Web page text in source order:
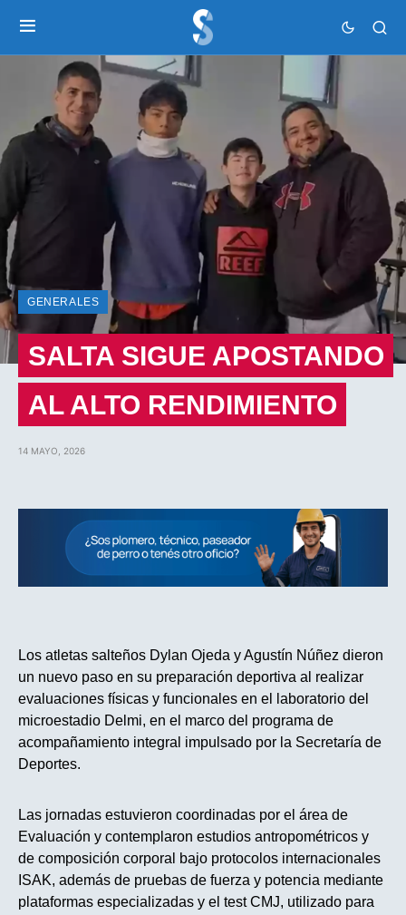
GENERALES
SALTA SIGUE APOSTANDO
AL ALTO RENDIMIENTO
14 MAYO, 2026
Los atletas salteños Dylan Ojeda y Agustín Núñez dieron
un nuevo paso en su preparación deportiva al realizar
evaluaciones físicas y funcionales en el laboratorio del
microestadio Delmi, en el marco del programa de
acompañamiento integral impulsado por la Secretaría de
Deportes.
Las jornadas estuvieron coordinadas por el área de
Evaluación y contemplaron estudios antropométricos y
de composición corporal bajo protocolos internacionales
ISAK, además de pruebas de fuerza y potencia mediante
plataformas especializadas y el test CMJ, utilizado para